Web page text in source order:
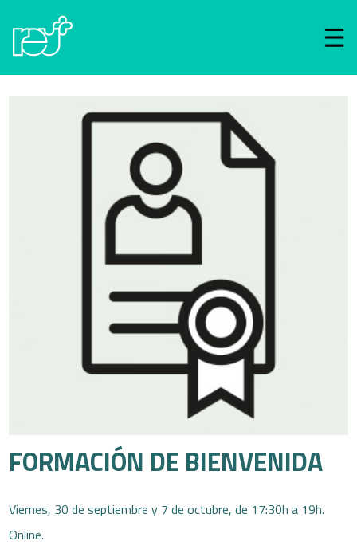
FORMACIÓN DE BIENVENIDA
Viernes, 30 de septiembre y 7 de octubre, de 17:30h a 19h.
Online.